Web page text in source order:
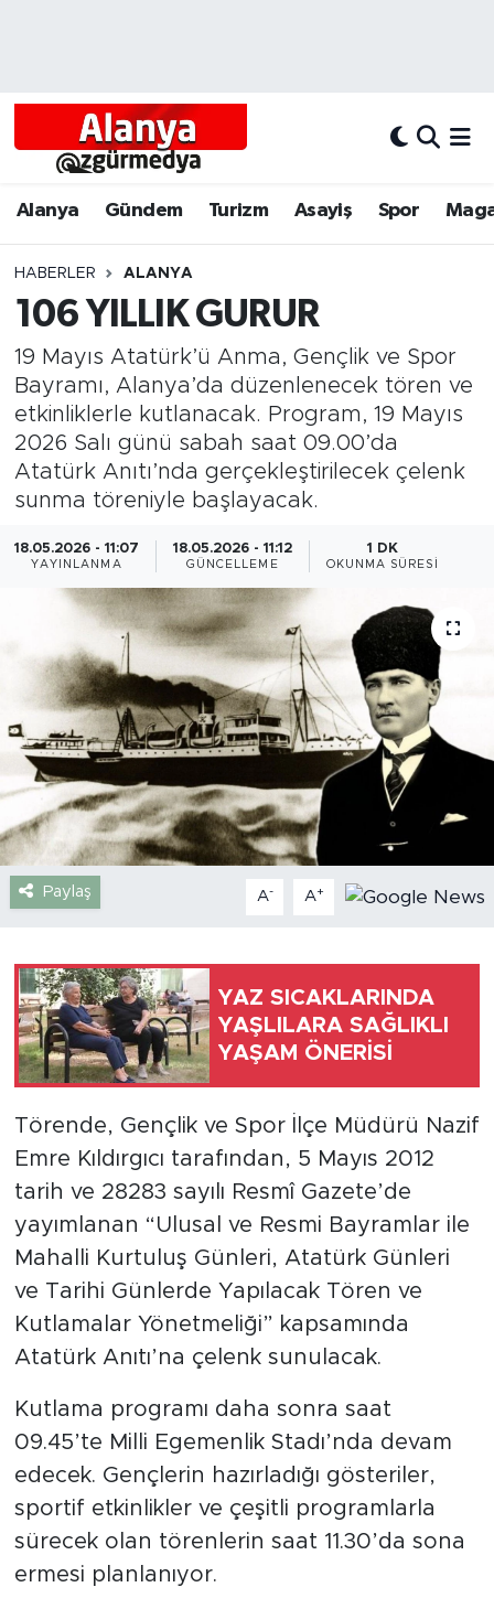
Alanya Gündem Turizm Asayiş Spor
HABERLER ALANYA
106 YILLIK GURUR
19 Mayıs Atatürk’ü Anma, Gençlik ve Spor
Bayramı, Alanya’da düzenlenecek tören ve
etkinliklerle kutlanacak. Program, 19 Mayıs
2026 Salı günü sabah saat 09.00’da
Atatürk Anıtı’nda gerçekleştirilecek çelenk
sunma töreniyle başlayacak.
18.05.2026 - 11:07
YAYINLANMA
18.05.2026 - 11:12
GÜNCELLEME
1 DK
OKUNMA SÜRESI
Paylaş A- A+
YAZ SICAKLARINDA
YAŞLILARA SAĞLIKLI
YAŞAM ÖNERİSİ
Törende, Gençlik ve Spor İlçe Müdürü Nazif
Emre Kıldırgıcı tarafından, 5 Mayıs 2012
tarih ve 28283 sayılı Resmî Gazete’de
yayımlanan “Ulusal ve Resmi Bayramlar ile
Mahalli Kurtuluş Günleri, Atatürk Günleri
ve Tarihi Günlerde Yapılacak Tören ve
Kutlamalar Yönetmeliği” kapsamında
Atatürk Anıtı’na çelenk sunulacak.
Kutlama programı daha sonra saat
09.45’te Milli Egemenlik Stadı’nda devam
edecek. Gençlerin hazırladığı gösteriler,
sportif etkinlikler ve çeşitli programlarla
sürecek olan törenlerin saat 11.30’da sona
ermesi planlanıyor.
Alanyum
Bölgesel
Dünya
Eğitim
Ekonomi
Güncel
Gündem
İnşaat-Emlak
Kültür-Sanat
Sağlık
Siyaset
Turizm
Türkiye
Yerel
Alanya Hava Durumu
Tüm Manşetler
Son Dakika Haberleri
Haber Arşivi